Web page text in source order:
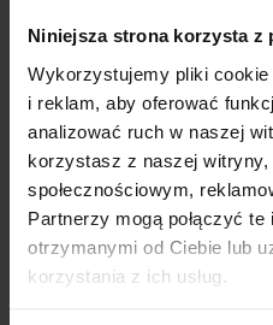
Niniejsza strona korzysta z
Wykorzystujemy pliki
i reklam, aby oferować
analizować ruch w naszej
korzystasz z naszej witryny,
społecznościowym,
Partnerzy mogą połączyć
otrzymanymi od Ciebie lub
korzystania z ich usług.
perspektywiczne
ekonomicznych procesów
obejmujących praktyki
podobnie myślącymi
sposobu myślenia jest:
Dowiedz się więcej >